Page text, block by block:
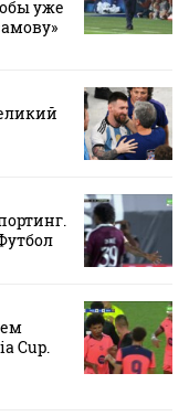
уже
Cup.